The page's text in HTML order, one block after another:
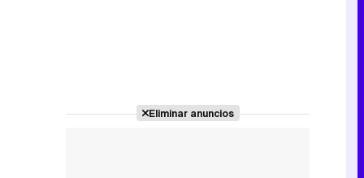
Eliminar anuncios